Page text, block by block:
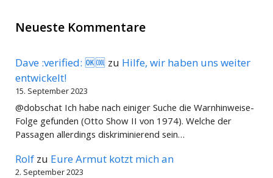
Neueste Kommentare
Dave :verified: 🆗🆒 zu Hilfe, wir haben uns weiter
entwickelt!
15. September 2023
@dobschat Ich habe nach einiger Suche die Warnhinweise-
Folge gefunden (Otto Show II von 1974). Welche der
Passagen allerdings diskriminierend sein…
Rolf zu Eure Armut kotzt mich an
2. September 2023